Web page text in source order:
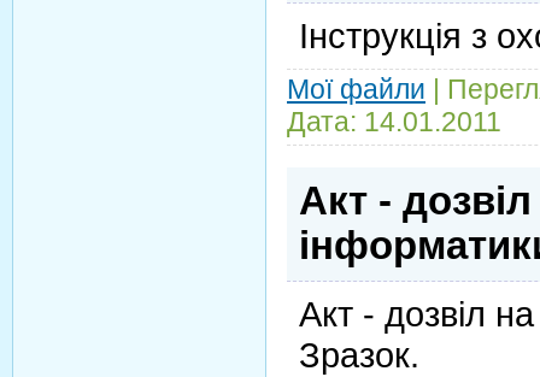
Інструкція з
Мої файли
Дата: 14.01.2011
Акт -
Акт - дозвіл
Зразок.